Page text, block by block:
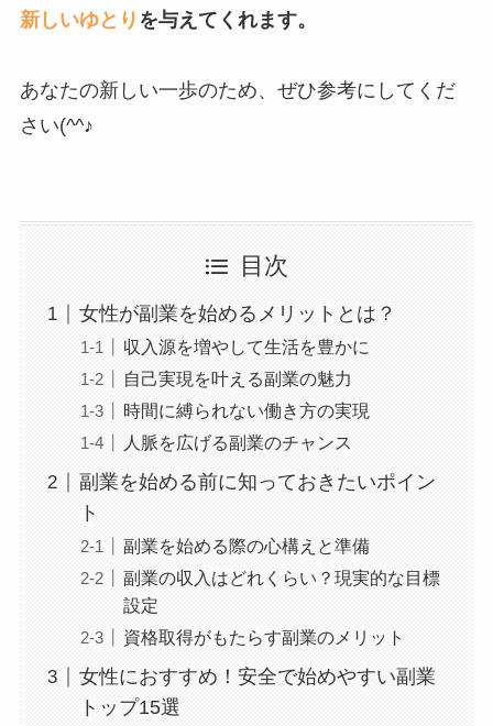
新しいゆとり を与えてくれます。
あなたの新しい一歩のため、ぜひ参考にしてくだ
さい(^^♪
目次
女性が副業を始めるメリットとは？
収入源を増やして生活を豊かに
自己実現を叶える副業の魅力
時間に縛られない働き方の実現
人脈を広げる副業のチャンス
副業を始める前に知っておきたいポイン
ト
副業を始める際の心構えと準備
副業の収入はどれくらい？現実的な目標
設定
資格取得がもたらす副業のメリット
女性におすすめ！安全で始めやすい副業
トップ15選